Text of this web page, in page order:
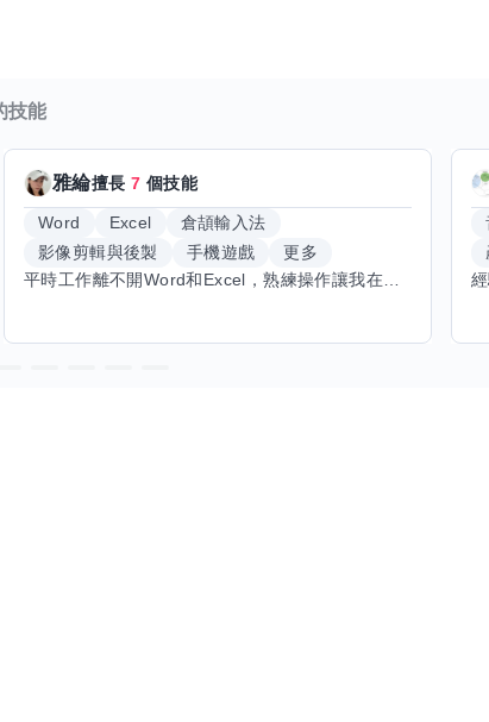
技能
雅綸擅長7 個技能
Word Excel
倉頡輸入法
影像剪輯與後製
手機遊戲
更多
平時工作離不開Word和Excel，熟練操作讓我在文件整理和數據處理上都得心應手，還能用倉頡輸入法快速打字。近期想挑戰英文學習，希望能透過交換技能一起進步！如果你英文流利，需要中文或電腦技巧輔助，歡迎找我搭檔，咱們一起歡樂學習，互相激勵，成為彼此的學習小夥伴！